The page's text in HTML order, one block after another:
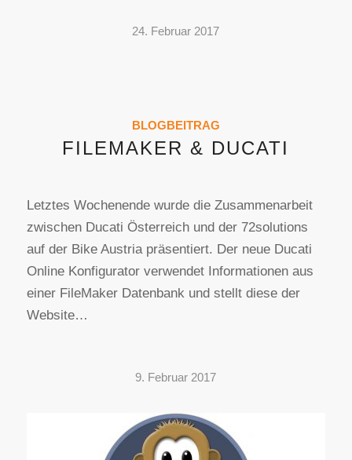
24. Februar 2017
BLOGBEITRAG
FILEMAKER & DUCATI
Letztes Wochenende wurde die Zusammenarbeit
zwischen Ducati Österreich und der 72solutions
auf der Bike Austria präsentiert. Der neue Ducati
Online Konfigurator verwendet Informationen aus
einer FileMaker Datenbank und stellt diese der
Website…
9. Februar 2017